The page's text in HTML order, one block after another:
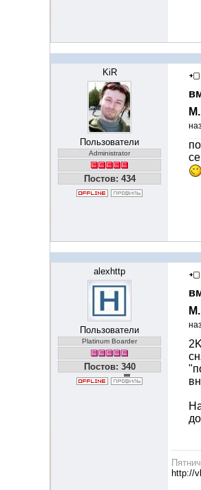
KiR
Пользователи
Administrator
Постов: 434
alexhttp
Пользователи
Platinum Boarder
Постов: 340
http://